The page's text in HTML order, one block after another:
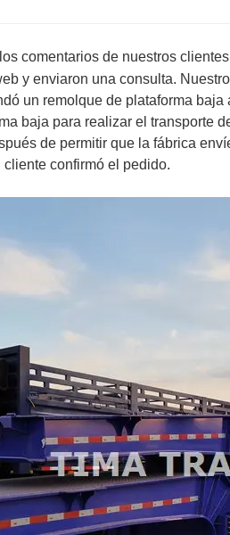
comentarios de nuestros
y enviaron una consulta.
un remolque de plataforma
baja para realizar el transporte
de permitir que la fábrica
confirmó el pedido.